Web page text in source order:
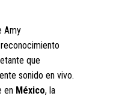
Amy
que
sonido en vivo.
en México, la